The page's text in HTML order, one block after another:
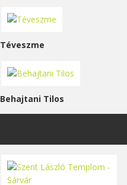
Téveszme
Behajtani Tilos